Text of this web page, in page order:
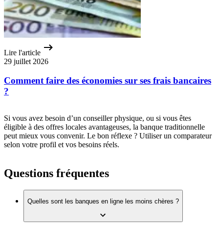
Lire l'article
29 juillet 2026
Comment faire des économies sur ses frais bancaires
?
Si vous avez besoin d’un conseiller physique, ou si vous êtes
éligible à des offres locales avantageuses, la banque traditionnelle
peut mieux vous convenir. Le bon réflexe ? Utiliser un comparateur
selon votre profil et vos besoins réels.
Questions fréquentes
Quelles sont les banques en ligne les moins chères ?